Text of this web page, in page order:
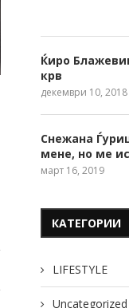
Ќиро
крв
декември 10, 2018
Снежана
мене, но ме
март 16, 2019
КАТЕГОРИИ
LIFESTYLE
Uncategorized